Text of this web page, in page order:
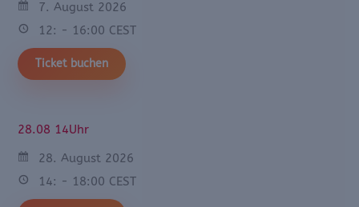
7. August 2026
12: - 16:00 CEST
Ticket buchen
28.08 14Uhr
28. August 2026
14: - 18:00 CEST